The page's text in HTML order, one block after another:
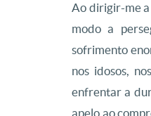
Ao dirigir-me a
modo a
sofrimento
nos idosos,
enfrentar a
apelo ao